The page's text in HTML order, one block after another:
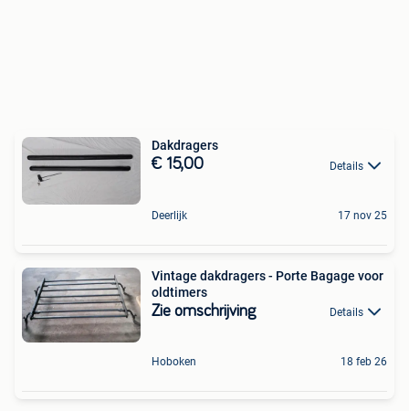
Dakdragers
€ 15,00 Details
Deerlijk 17 nov 25
Vintage dakdragers - Porte Bagage voor
oldtimers
Zie omschrijving Details
Hoboken 18 feb 26